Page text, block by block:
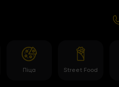
Піца Street Food